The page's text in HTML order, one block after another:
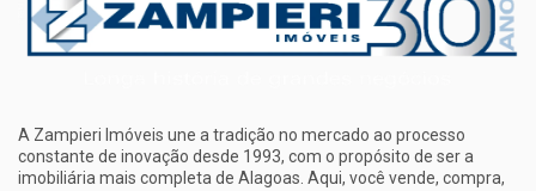
A Zampieri Imóveis une a tradição no mercado ao processo
constante de inovação desde 1993, com o propósito de ser a
imobiliária mais completa de Alagoas. Aqui, você vende, compra,